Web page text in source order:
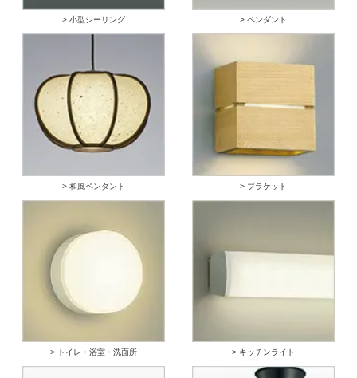
> 小型シーリング > ペンダント
> 和風ペンダント > ブラケット
> トイレ・浴室・洗面所 > キッチンライト